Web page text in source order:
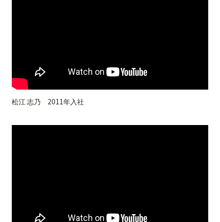
松江 志乃 2011年入社